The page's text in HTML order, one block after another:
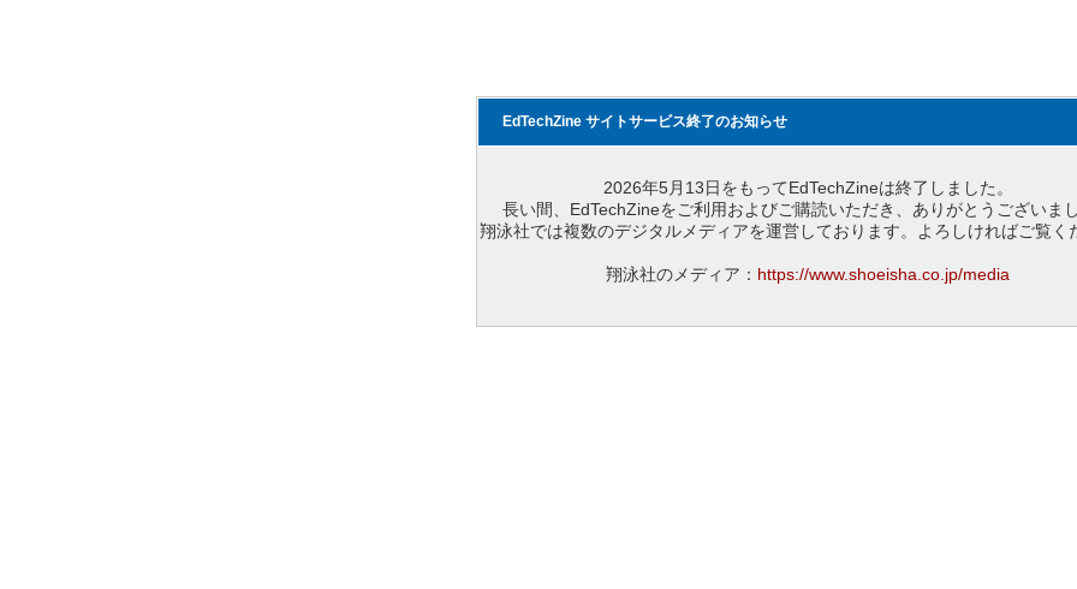
EdTechZine サイトサービス終了のお知らせ
2026年5月13日をもってEdTechZineは終了しました。
長い間、EdTechZineをご利用およびご購読いただき、ありがとうございまし
翔泳社では複数のデジタルメディアを運営しております。よろしければご覧く
翔泳社のメディア： https://www.shoeisha.co.jp/media